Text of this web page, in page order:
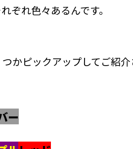
ぞれ色々あるんです。
かピックアップしてご紹
ー